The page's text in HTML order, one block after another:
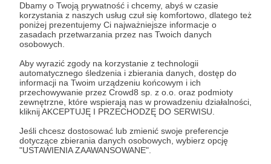
Dbamy o Twoją prywatność i chcemy, abyś w czasie
korzystania z naszych usług czuł się komfortowo, dlatego też
poniżej prezentujemy Ci najważniejsze informacje o
zasadach przetwarzania przez nas Twoich danych
osobowych.
Aby wyrazić zgody na korzystanie z technologii
automatycznego śledzenia i zbierania danych, dostęp do
informacji na Twoim urządzeniu końcowym i ich
przechowywanie przez Crowd8 sp. z o.o. oraz podmioty
zewnętrzne, które wspierają nas w prowadzeniu działalności,
kliknij AKCEPTUJĘ I PRZECHODZĘ DO SERWISU.
Jeśli chcesz dostosować lub zmienić swoje preferencje
dotyczące zbierania danych osobowych, wybierz opcję
"USTAWIENIA ZAAWANSOWANE".
jest po przekazaniu podpisanego formularza "Zgodna na
założenie konta przez osobę niepełnoletnią", formularz
dostępny jest na stronie regulaminu Patronite.pl.
* Zapoznałem się i akceptujęRegulaminserwisu oraz